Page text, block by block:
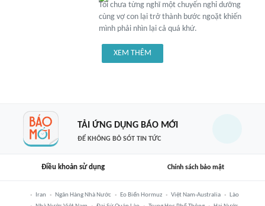
Tôi chưa từng nghĩ một chuyến nghỉ dưỡng
cùng vợ con lại trở thành bước ngoặt khiến
mình phải nhìn lại cả quá khứ.
XEM THÊM
TẢI ỨNG DỤNG BÁO MỚI
ĐỂ KHÔNG BỎ SÓT TIN TỨC
Điều khoản sử dụng Chính sách bảo mật
Iran Ngân Hàng Nhà Nước Eo Biển Hormuz Việt Nam-Australia
Lào